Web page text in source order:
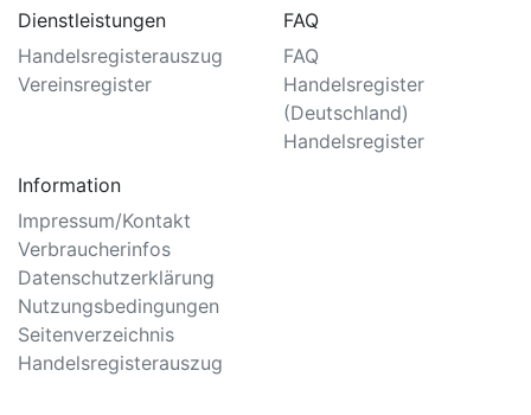
Dienstleistungen
Handelsregisterauszug
Vereinsregister
FAQ
FAQ
Handelsregister
(Deutschland)
Handelsregister
Information
Impressum/Kontakt
Verbraucherinfos
Datenschutzerklärung
Nutzungsbedingungen
Seitenverzeichnis
Handelsregisterauszug